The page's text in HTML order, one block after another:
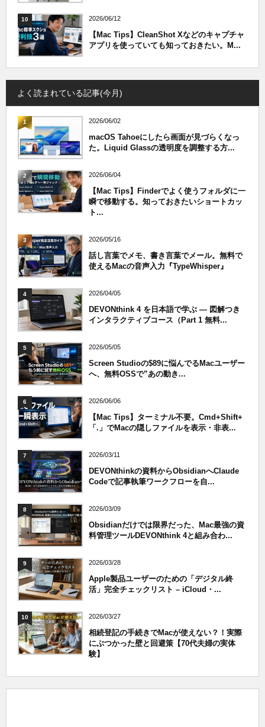
10 2026/06/12
【Mac Tips】CleanShot Xなどのキャプチャ
アプリを使っていても知っておきたい。M...
よく読まれている記事(今月)
1 2026/06/02
macOS Tahoeにしたら画面が見づらくなっ
た。Liquid Glassの透明度を調整する方...
2 2026/06/04
【Mac Tips】Finderでよく使うフォルダに一
瞬で移動する。知っておきたいショートカッ
ト...
3 2026/05/16
話し言葉でメモ、書き言葉でメール。無料で
使えるMacの音声入力『TypeWhisper』
4 2026/04/05
DEVONthink 4 を日本語で学ぶ — 図解つき
インタラクティブコース（Part 1 無料...
5 2026/05/05
Screen Studioの$89に悩んでるMacユーザー
へ、無料OSSで”あの動き...
6 2026/06/06
【Mac Tips】ターミナル不要。Cmd+Shift+
「.」でMacの隠しファイルを表示・非表...
7 2026/03/11
DEVONthinkの資料からObsidianへClaude
Codeで記事執筆ワークフローを自...
8 2026/03/09
Obsidianだけでは限界だった、Mac最強の資
料管理ツールDEVONthink 4と組み合わ...
9 2026/03/28
Apple製品ユーザーのための「デジタル終
活」完全チェックリスト – iCloud・...
10 2026/03/27
相続登記の手続きでMacが使えない？！実際
にぶつかった壁と回避策【70代夫婦の実体
験】